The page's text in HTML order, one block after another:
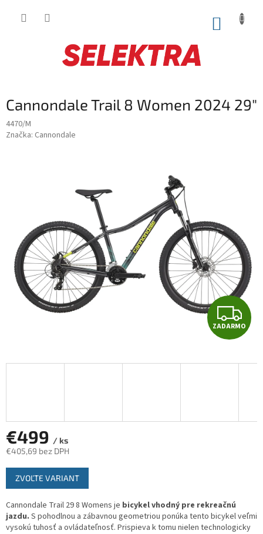
Cannondale Trail 8 Women 2024 29"
4470/M
Značka: Cannondale
Z
A
D
ZADARMO
€499 / ks
€405,69 bez DPH
Jednotková
cena:
ZVOĽTE VARIANT
Cannondale Trail 29 8 Womens je bicykel vhodný pre rekreačnú
jazdu. S pohodlnou a zábavnou geometriou ponúka tento bicykel veľmi
vysokú tuhosť a ovládateľnosť. Prispieva k tomu nielen technologicky